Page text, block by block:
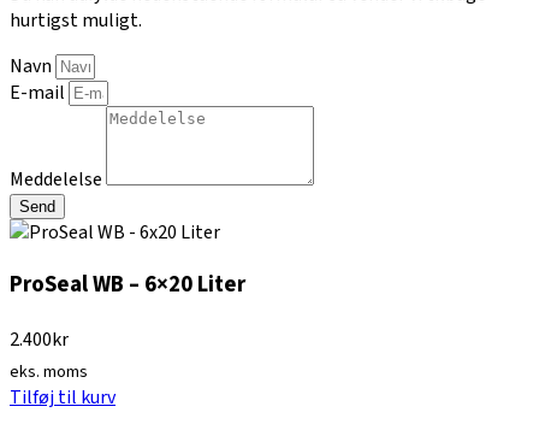
hurtigst muligt.
Navn
E-mail
Meddelelse
Send
ProSeal WB – 6×20 Liter
2.400kr
eks. moms
Tilføj til kurv